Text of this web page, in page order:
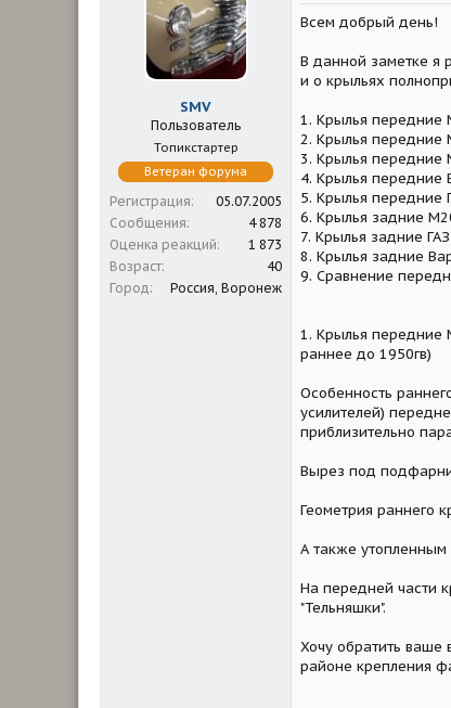
а
л
а
SMV
Пользователь
Топикстартер
Ветеран форума
Регистрация
05.07.2005
Сообщения
4 878
Оценка реакций
1 873
Возраст
40
Город
Россия, Воронеж
Всем добрый день!
В данной заметке я
и о крыльях
1. Крылья передние
2. Крылья передние
3. Крылья передние
4. Крылья передние
5. Крылья передние
6. Крылья задние
7. Крылья задние
8. Крылья задние
9. Сравнение
1. Крылья передние
раннее до 1950гв)
Особенность
усилителей)
приблизительно
Вырез под
Геометрия раннего
А также
На передней части
"Тельняшки".
Хочу обратить ваше
районе крепления